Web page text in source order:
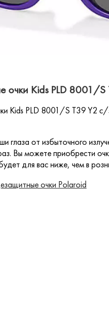
очки Kids PLD 8001/
Kids PLD 8001/S T39 Y2 c/
глаза от избыточного
Вы можете приобрести
для вас ниже, чем в
очки Polaroid